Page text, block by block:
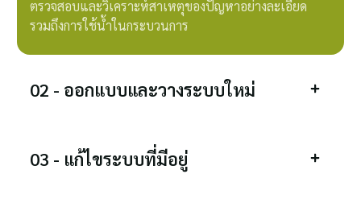
ตรวจสอบและวิเคราะห์สาเหตุของปัญหาอย่างละเอียด
รวมถึงการใช้น้ำในกระบวนการ
02 - ออกแบบและวางระบบใหม่
03 - แก้ไขระบบที่มีอยู่